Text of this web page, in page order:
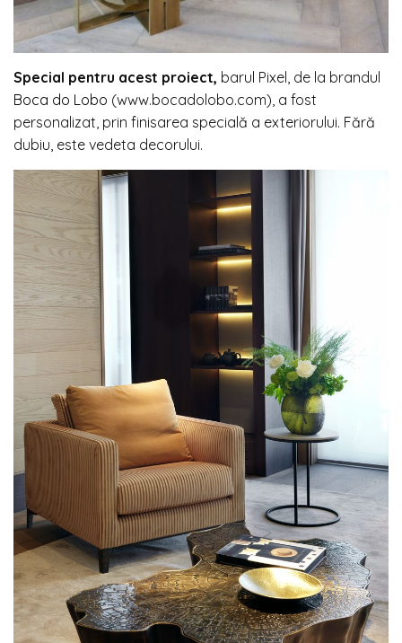
Special pentru acest proiect, barul Pixel, de la brandul
Boca do Lobo (www.bocadolobo.com), a fost
personalizat, prin finisarea specială a exteriorului. Fără
dubiu, este vedeta decorului.